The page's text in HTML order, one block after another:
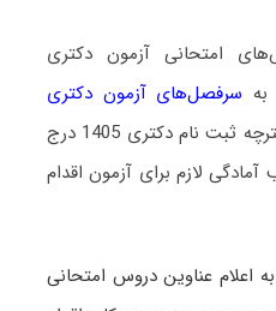
امتحانی آزمون دکتری
سرفصل‌های آزمون دکتری
که در دفترچه ثبت نام دکتری 1405 درج
لازم برای آزمون اقدام
اعلام عناوین دروس امتحانی